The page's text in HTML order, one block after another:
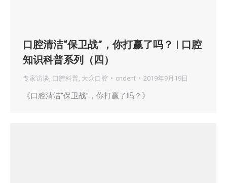
口腔清洁“保卫战”，你打赢了吗？ | 口腔
知识科普系列（四）
专家访谈 口腔科普 大众口腔 cndent 2019年9月19日
《口腔清洁“保卫战”，你打赢了吗？》